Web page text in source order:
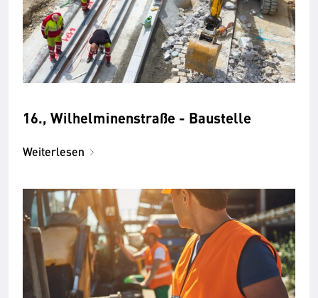
16., Wilhelminenstraße - Baustelle
Weiterlesen